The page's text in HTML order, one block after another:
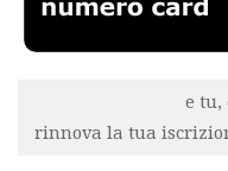
e tu,
rinnova la tua